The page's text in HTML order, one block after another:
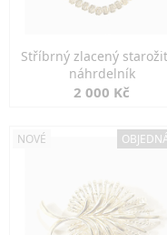
Stříbrný zlacený
náhrdelník
2 000 Kč
NOVÉ